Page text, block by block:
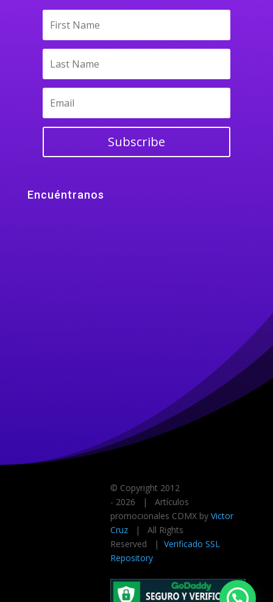
Subscribe
Encuéntranos
© Copyright 2012
- 2026 | Artículos
promocionales CDMX by Victor
Cruz| All Rights
Reserved | Verificado SSL
Repository